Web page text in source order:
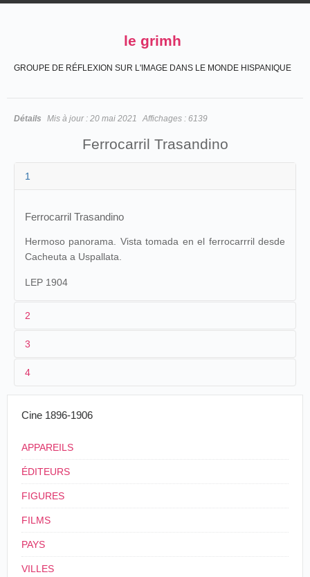
le grimh
GROUPE DE RÉFLEXION SUR L'IMAGE DANS LE MONDE HISPANIQUE
Détails Mis à jour : 20 mai 2021 Affichages : 6139
Ferrocarril Trasandino
1
Ferrocarril Trasandino
Hermoso panorama. Vista tomada en el ferrocarrril desde
Cacheuta a Uspallata.
LEP 1904
2
1
2
3
05/1902
40 m
4
Argentine
3
4
Cine 1896-1906
APPAREILS
ÉDITEURS
FIGURES
FILMS
PAYS
VILLES